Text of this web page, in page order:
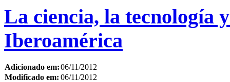
La ciencia, la tecnología
Iberoamérica
Adicionado em:06/11/2012
Modificado em: 06/11/2012